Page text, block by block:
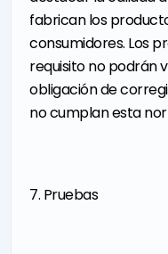
fabrican los
consumidores. Los
requisito no podrán
obligación de
no cumplan esta
7. Pruebas